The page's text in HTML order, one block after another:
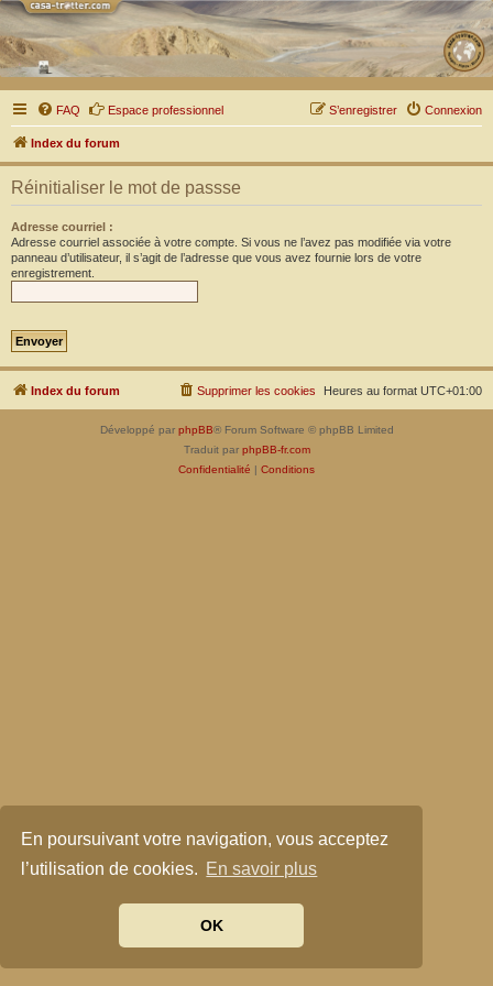
En poursuivant votre navigation, vous acceptez
l’utilisation de cookies. En savoir plus
OK
FAQ Espace professionnel Connexion
S’enregistrer
Index du forum
Réinitialiser le mot de passse
Adresse courriel :
Adresse courriel associée à votre compte. Si vous ne l’avez pas modifiée via votre
panneau d’utilisateur, il s’agit de l’adresse que vous avez fournie lors de votre
enregistrement.
Index du forum Heures au format UTC+01:00
Supprimer les cookies
Développé par phpBB® Forum Software © phpBB Limited
Traduit par phpBB-fr.com
Confidentialité | Conditions